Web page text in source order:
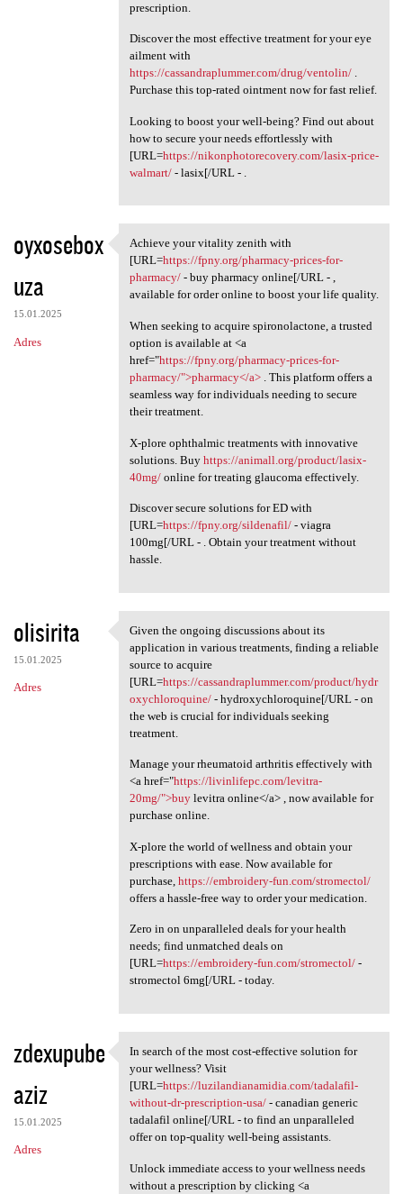
prescription.
Discover the most effective treatment for your eye
ailment with
https://cassandraplummer.com/drug/ventolin/.
Purchase this top-rated ointment now for fast relief.
Looking to boost your well-being? Find out about
how to secure your needs effortlessly with
[URL=https://nikonphotorecovery.com/lasix-price-
walmart/- lasix[/URL - .
oyxosebox
uza
15.01.2025
Adres
Achieve your vitality zenith
Achieve your vitality zenith with
[URL=https://fpny.org/pharmacy-prices-for-
pharmacy/- buy pharmacy online[/URL - ,
available for order online to boost your life quality.
When seeking to acquire spironolactone, a trusted
option is available at <a
href="https://fpny.org/pharmacy-prices-for-
pharmacy/">pharmacy</a>. This platform offers a
seamless way for individuals needing to secure
their treatment.
X-plore ophthalmic treatments with innovative
solutions. Buy https://animall.org/product/lasix-
40mg/online for treating glaucoma effectively.
Discover secure solutions for ED with
[URL=https://fpny.org/sildenafil/- viagra
100mg[/URL - . Obtain your treatment without
hassle.
olisirita
15.01.2025
Adres
Given the ongoing discussions
Given the ongoing discussions about its
application in various treatments, finding a reliable
source to acquire
[URL=https://cassandraplummer.com/product/hydr
oxychloroquine/- hydroxychloroquine[/URL - on
the web is crucial for individuals seeking
treatment.
Manage your rheumatoid arthritis effectively with
<a href="https://livinlifepc.com/levitra-
20mg/">buylevitra online</a> , now available for
purchase online.
X-plore the world of wellness and obtain your
prescriptions with ease. Now available for
purchase, https://embroidery-fun.com/stromectol/
offers a hassle-free way to order your medication.
Zero in on unparalleled deals for your health
needs; find unmatched deals on
[URL=https://embroidery-fun.com/stromectol/-
stromectol 6mg[/URL - today.
zdexupube
aziz
15.01.2025
Adres
In search of the most cost
In search of the most cost-effective solution for
your wellness? Visit
[URL=https://luzilandianamidia.com/tadalafil-
without-dr-prescription-usa/- canadian generic
tadalafil online[/URL - to find an unparalleled
offer on top-quality well-being assistants.
Unlock immediate access to your wellness needs
without a prescription by clicking <a